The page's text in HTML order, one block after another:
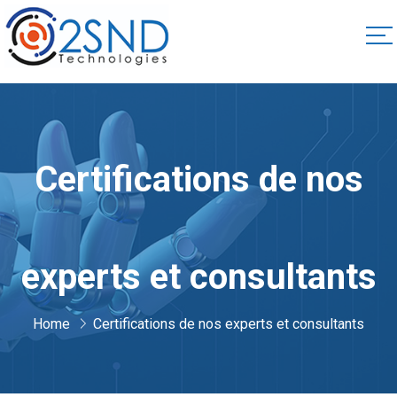
Certifications de nos
experts et consultants
Home Certifications de nos experts et consultants